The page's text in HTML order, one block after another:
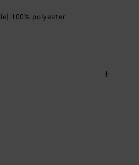
100% polyester